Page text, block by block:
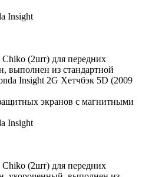
(2шт) для передних
выполнен из стандартной
Insight 2G Хетчбэк 5D (2009
экранов с магнитными
(2шт) для передних